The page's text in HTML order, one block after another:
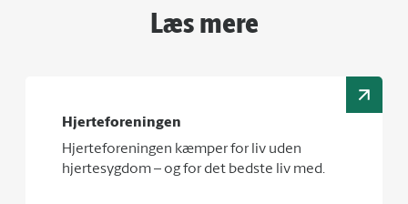
Læs mere
Hjerteforeningen
Hjerteforeningen kæmper for liv uden
hjertesygdom – og for det bedste liv med.